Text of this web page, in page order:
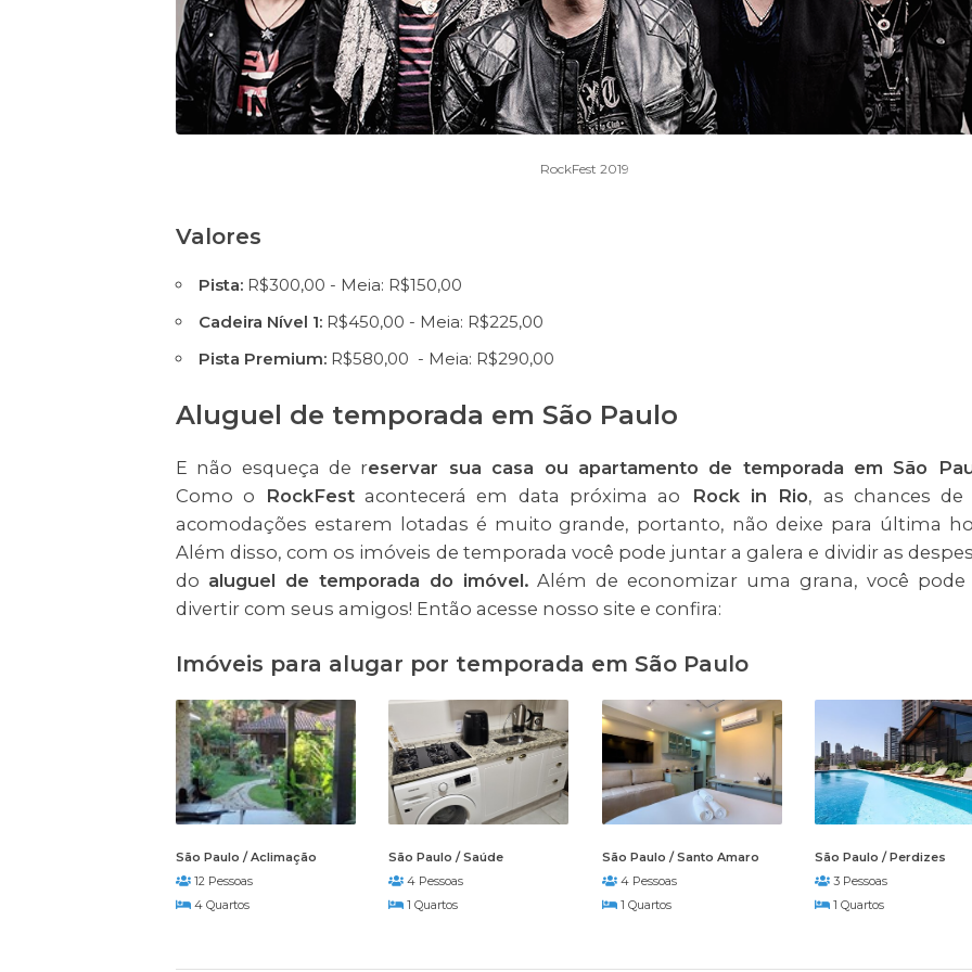
RockFest 2019
Valores
Pista: R$300,00 - Meia: R$150,00
Cadeira Nível 1: R$450,00 - Meia: R$225,00
Pista Premium: R$580,00 - Meia: R$290,00
Aluguel de temporada em São Paulo
E não esqueça de reservar sua casa ou apartamento de temporada em São
Como o
RockFestacontecerá em data próxima ao Rock in Rio, as chances de
acomodações estarem lotadas é muito grande, portanto, não deixe para última
Além disso, com os imóveis de temporada você pode juntar a galera e dividir as
do aluguel de temporada do imóvel. Além de economizar uma grana, você pode
divertir com seus amigos! Então acesse nosso site e confira:
Imóveis para alugar por temporada em São Paulo
São Paulo / Aclimação
12 Pessoas
4 Quartos
São Paulo / Saúde
4 Pessoas
1 Quartos
São Paulo / Santo Amaro
4 Pessoas
1 Quartos
São Paulo / Perdizes
3 Pessoas
1 Quartos